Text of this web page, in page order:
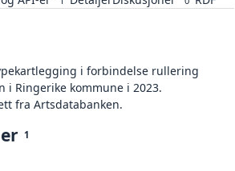
i forbindelse rullering
i Ringerike kommune i 2023.
fra Artsdatabanken.
1